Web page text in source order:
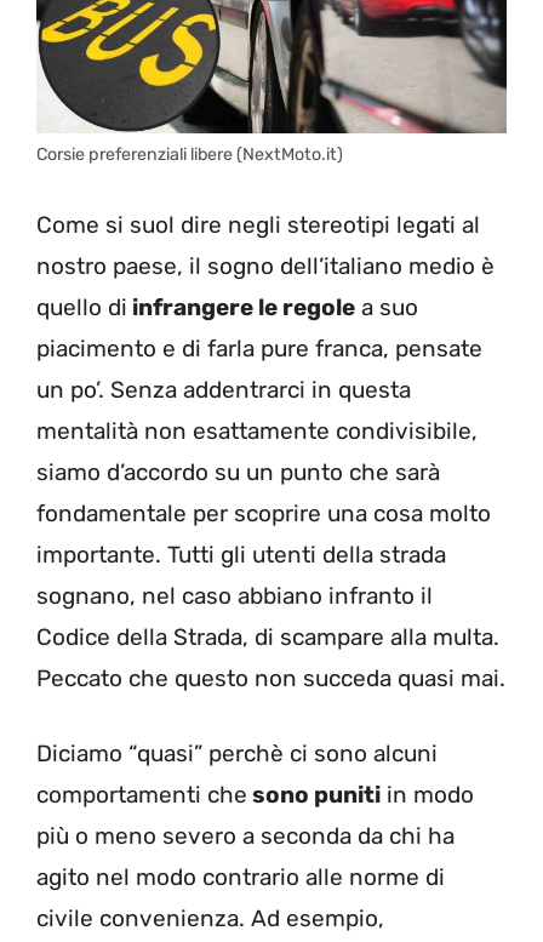
Corsie preferenziali libere (NextMoto.it)
Come si suol dire negli stereotipi legati al
nostro paese, il sogno dell’italiano medio è
quello di infrangere le regole a suo
piacimento e di farla pure franca, pensate
un po’. Senza addentrarci in questa
mentalità non esattamente condivisibile,
siamo d’accordo su un punto che sarà
fondamentale per scoprire una cosa molto
importante. Tutti gli utenti della strada
sognano, nel caso abbiano infranto il
Codice della Strada, di scampare alla multa.
Peccato che questo non succeda quasi mai.
Diciamo “quasi” perchè ci sono alcuni
comportamenti che sono puniti in modo
più o meno severo a seconda da chi ha
agito nel modo contrario alle norme di
civile convenienza. Ad esempio,